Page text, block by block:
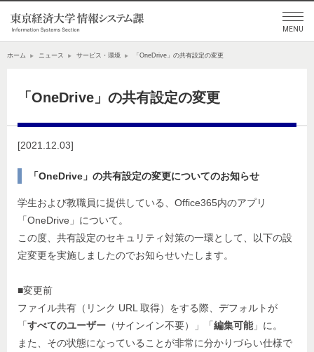
ホーム ニュース サービス・環境 「OneDrive」の共有設定の変更
「OneDrive」の共有設定の変更
[2021.12.03]
「OneDrive」の共有設定の変更についてのお知らせ
学生および教職員に提供している、Office365内のアプリ
「OneDrive」について。
この度、共有設定のセキュリティ対策の一環として、以下の設
定変更を実施しましたのでお知らせいたします。
■変更前
ファイル共有（リンク URL 取得）をする際、デフォルトが
「すべてのユーザー （サインイン不要）」「編集可能」に。
また、その状態になっていることが非常に分かりづらい仕様で